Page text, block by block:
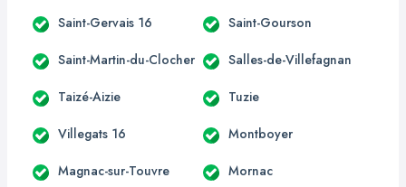
Saint-Gervais 16 Saint-Gourson
Saint-Martin-du-Clocher Salles-de-Villefagnan
Taizé-Aizie Tuzie
Villegats 16 Montboyer
Magnac-sur-Touvre Mornac